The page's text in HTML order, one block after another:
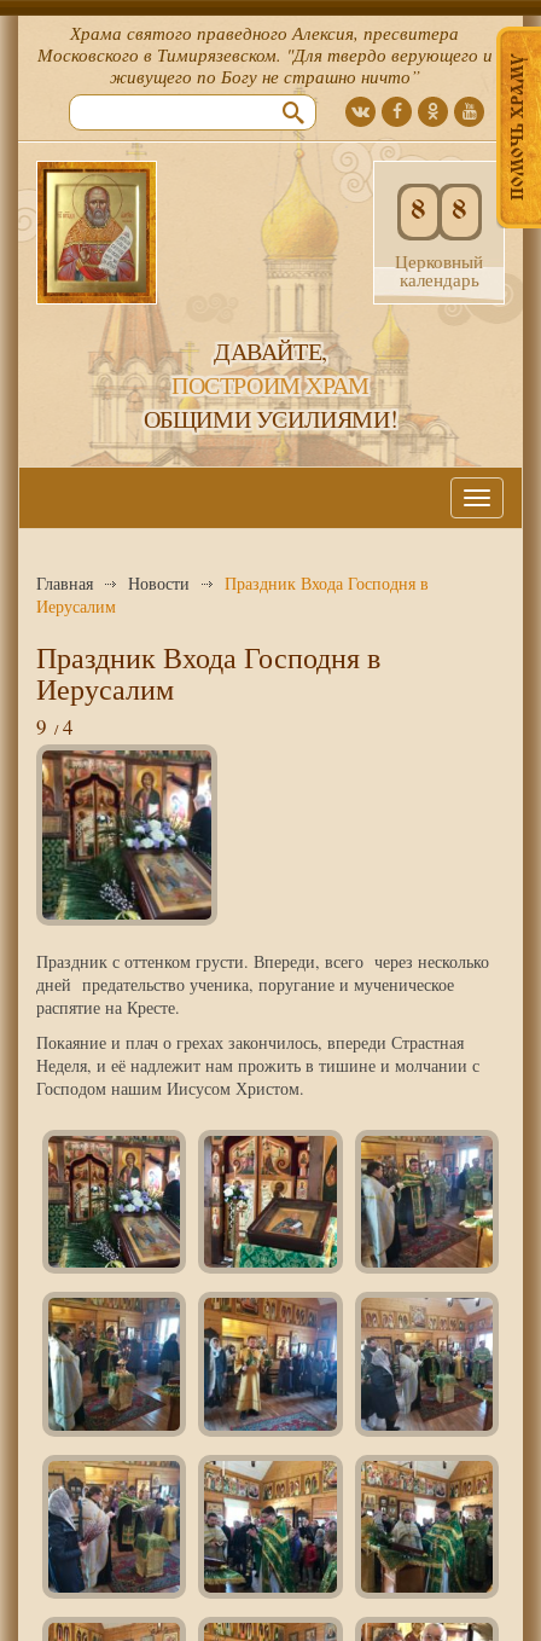
ПОМОЧЬ ХРАМУ
Храма святого праведного Алексия, пресвитера
Московского в Тимирязевском. "Для твердо верующего и
живущего по Богу не страшно ничто”
8 8
Церковный
календарь
ДАВАЙТЕ,
ПОСТРОИМ ХРАМ
ОБЩИМИ УСИЛИЯМИ!
Меню
Главная Новости
Праздник Входа Господня в
Иерусалим
Праздник Входа Господня в
Иерусалим
9 4
Праздник с оттенком грусти. Впереди, всего через несколько
дней предательство ученика, поругание и мученическое
распятие на Кресте.
Покаяние и плач о грехах закончилось, впереди Страстная
Неделя, и её надлежит нам прожить в тишине и молчании с
Господом нашим Иисусом Христом.